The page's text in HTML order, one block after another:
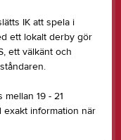
IK att spela i
ett lokalt derby gör
ett välkänt och
19 - 21
information när